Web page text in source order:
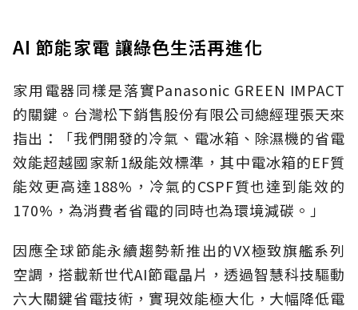
AI 節能家電 讓綠色生活再進化
家用電器同樣是落實Panasonic GREEN IMPACT
的關鍵。台灣松下銷售股份有限公司總經理張天來
指出：「我們開發的冷氣、電冰箱、除濕機的省電
效能超越國家新1級能效標準，其中電冰箱的EF質
能效更高達188%，冷氣的CSPF質也達到能效的
170%，為消費者省電的同時也為環境減碳。」
因應全球節能永續趨勢新推出的VX極致旗艦系列
空調，搭載新世代AI節電晶片，透過智慧科技驅動
六大關鍵省電技術，實現效能極大化，大幅降低電